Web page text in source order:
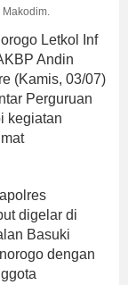
Letkol Inf
Andin
(Kamis, 03/07)
Perguruan
kegiatan
digelar di
Basuki
dengan